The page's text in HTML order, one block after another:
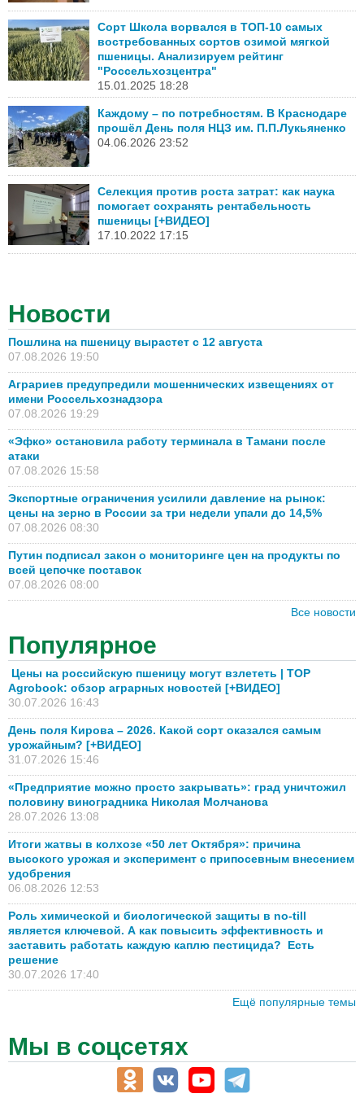
Сорт Школа ворвался в ТОП-10 самых
востребованных сортов озимой мягкой
пшеницы. Анализируем рейтинг
"Россельхозцентра"
15.01.2025 18:28
Каждому – по потребностям. В Краснодаре
прошёл День поля НЦЗ им. П.П.Лукьяненко
04.06.2026 23:52
Селекция против роста затрат: как наука
помогает сохранять рентабельность
пшеницы [+ВИДЕО]
17.10.2022 17:15
Новости
Пошлина на пшеницу вырастет с 12 августа
07.08.2026 19:50
Аграриев предупредили мошеннических извещениях от
имени Россельхознадзора
07.08.2026 19:29
«Эфко» остановила работу терминала в Тамани после
атаки
07.08.2026 15:58
Экспортные ограничения усилили давление на рынок:
цены на зерно в России за три недели упали до 14,5%
07.08.2026 08:30
Путин подписал закон о мониторинге цен на продукты по
всей цепочке поставок
07.08.2026 08:00
Все новости
Популярное
Цены на российскую пшеницу могут взлететь | TOP
Agrobook: обзор аграрных новостей [+ВИДЕО]
30.07.2026 16:43
День поля Кирова – 2026. Какой сорт оказался самым
урожайным? [+ВИДЕО]
31.07.2026 15:46
«Предприятие можно просто закрывать»: град уничтожил
половину виноградника Николая Молчанова
28.07.2026 13:08
Итоги жатвы в колхозе «50 лет Октября»: причина
высокого урожая и эксперимент с припосевным внесением
удобрения
06.08.2026 12:53
Роль химической и биологической защиты в no-till
является ключевой. А как повысить эффективность и
заставить работать каждую каплю пестицида? Есть
решение
30.07.2026 17:40
Ещё популярные темы
Мы в соцсетях